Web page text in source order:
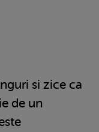
si zice ca
de un